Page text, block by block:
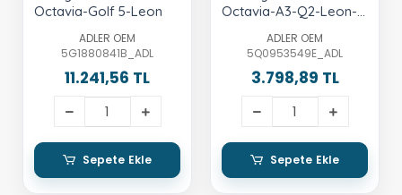
Octavia-Golf 5-Leon
ADLER OEM
5G1880841B_ADL
11.241,56 TL
Sepete Ekle
Octavia-A3-Q2-Leon-
ADLER OEM
5Q0953549E_ADL
3.798,89 TL
Sepete Ekle